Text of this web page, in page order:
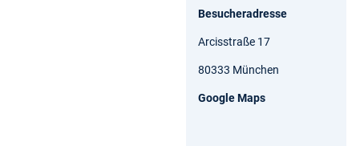
Besucheradresse
Arcisstraße 17
80333 München
Google Maps